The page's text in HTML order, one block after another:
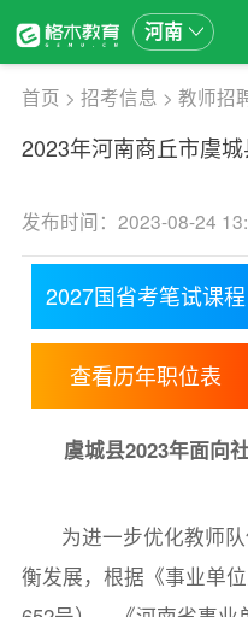
河南
首页 > 招考信息 > 教师招
2023年河南商丘市虞
发布时间：2023-08-24
2027国省考笔试课程
查看历年职位表
虞城县2023年面向
为进一步优化教师
衡发展，根据《事业单